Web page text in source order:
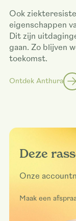
Ook
eigenschappen
Dit zijn
gaan. Zo blijven
toekomst.
Ontdek Anthura
Deze
Onze
Maak een